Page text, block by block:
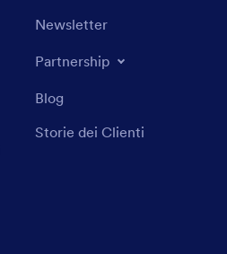
Newsletter
Partnership
Blog
Storie dei Clienti